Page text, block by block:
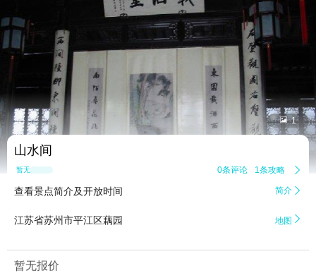
 1
山水间
暂无点评 0条评论 1条攻略 
查看景点简介及开放时间 简介 
江苏省苏州市平江区藕园 地图 
暂无报价
